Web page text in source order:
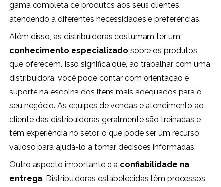
gama completa de produtos aos seus clientes,
atendendo a diferentes necessidades e preferências.
Além disso, as distribuidoras costumam ter um
conhecimento especializado sobre os produtos
que oferecem. Isso significa que, ao trabalhar com uma
distribuidora, você pode contar com orientação e
suporte na escolha dos itens mais adequados para o
seu negócio. As equipes de vendas e atendimento ao
cliente das distribuidoras geralmente são treinadas e
têm experiência no setor, o que pode ser um recurso
valioso para ajudá-lo a tomar decisões informadas.
Outro aspecto importante é a confiabilidade na
entrega. Distribuidoras estabelecidas têm processos